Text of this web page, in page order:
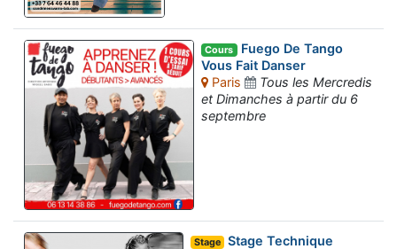
Cours Fuego De Tango
Vous Fait Danser
Paris
Tous les Mercredis
et Dimanches à partir du 6
septembre
Stage
Stage Technique